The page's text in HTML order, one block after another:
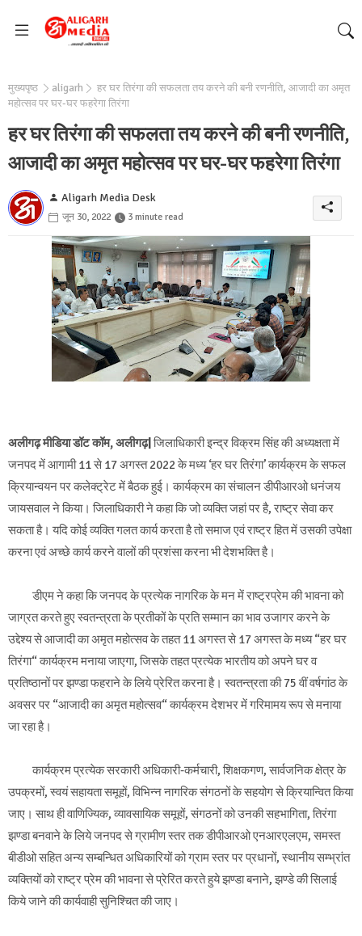
मुख्यपृष्ठ aligarh
हर घर तिरंगा की सफलता तय करने की बनी रणनीति, आजादी का अमृत
महोत्सव पर घर-घर फहरेगा तिरंगा
हर घर तिरंगा की सफलता तय करने की बनी रणनीति,
आजादी का अमृत महोत्सव पर घर-घर फहरेगा तिरंगा
Aligarh Media Desk
जून 30, 2022 3 minute read
अलीगढ़ मीडिया डॉट कॉम, अलीगढ़| जिलाधिकारी इन्द्र विक्रम सिंह की अध्यक्षता में
जनपद में आगामी 11 से 17 अगस्त 2022 के मध्य ‘हर घर तिरंगा’ कार्यक्रम के सफल
क्रियान्वयन पर कलेक्ट्रेट में बैठक हुई। कार्यक्रम का संचालन डीपीआरओ धनंजय
जायसवाल ने किया। जिलाधिकारी ने कहा कि जो व्यक्ति जहां पर है, राष्ट्र सेवा कर
सकता है। यदि कोई व्यक्ति गलत कार्य करता है तो समाज एवं राष्ट्र हित में उसकी उपेक्षा
करना एवं अच्छे कार्य करने वालों की प्रशंसा करना भी देशभक्ति है।
डीएम ने कहा कि जनपद के प्रत्येक नागरिक के मन में राष्ट्रप्रेम की भावना को
जाग्रत करते हुए स्वतन्त्रता के प्रतीकों के प्रति सम्मान का भाव उजागर करने के
उद्देश्य से आजादी का अमृत महोत्सव के तहत 11 अगस्त से 17 अगस्त के मध्य “हर घर
तिरंगा“ कार्यक्रम मनाया जाएगा, जिसके तहत प्रत्येक भारतीय को अपने घर व
प्रतिष्ठानों पर झण्डा फहराने के लिये प्रेरित करना है। स्वतन्त्रता की 75 वीं वर्षगांठ के
अवसर पर “आजादी का अमृत महोत्सव“ कार्यक्रम देशभर में गरिमामय रूप से मनाया
जा रहा है।
कार्यक्रम प्रत्येक सरकारी अधिकारी-कर्मचारी, शिक्षकगण, सार्वजनिक क्षेत्र के
उपक्रमों, स्वयं सहायता समूहों, विभिन्न नागरिक संगठनों के सहयोग से क्रियान्वित किया
जाए। साथ ही वाणिज्यिक, व्यावसायिक समूहों, संगठनों को उनकी सहभागिता, तिरंगा
झण्डा बनवाने के लिये जनपद से ग्रामीण स्तर तक डीपीआरओ एनआरएलएम, समस्त
बीडीओ सहित अन्य सम्बन्धित अधिकारियों को ग्राम स्तर पर प्रधानों, स्थानीय सम्भ्रांत
व्यक्तियों को राष्ट्र प्रेम की भावना से प्रेरित करते हुये झण्डा बनाने, झण्डे की सिलाई
किये जाने की कार्यवाही सुनिश्चित की जाए।